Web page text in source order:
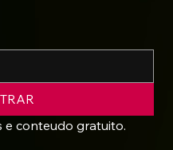
e conteudo gratuito.